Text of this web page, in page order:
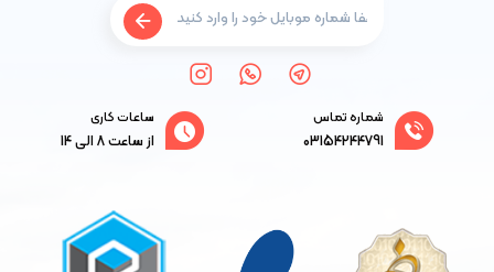
شماره تماس
03154244791
ساعات کاری
از ساعت 8 الی 14